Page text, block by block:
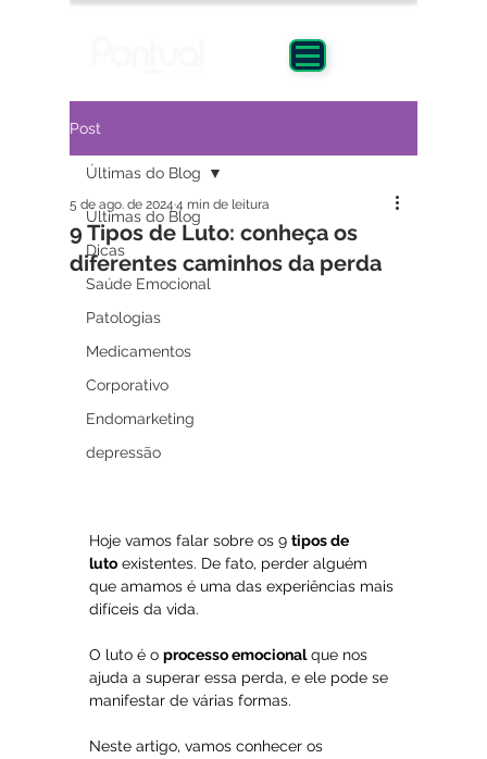
Post
Últimas do Blog
Dicas
Saúde Emocional
Patologias
Medicamentos
Corporativo
Endomarketing
depressão
Últimas do Blog
9 Tipos de Luto: conheça os
diferentes caminhos da perda
5 de ago. de 2024 4 min de leitura
Hoje vamos falar sobre os 9 tipos de
luto existentes. De fato, perder alguém
que amamos é uma das experiências mais
difíceis da vida.
O luto é o processo emocional que nos
ajuda a superar essa perda, e ele pode se
manifestar de várias formas.
Neste artigo, vamos conhecer os